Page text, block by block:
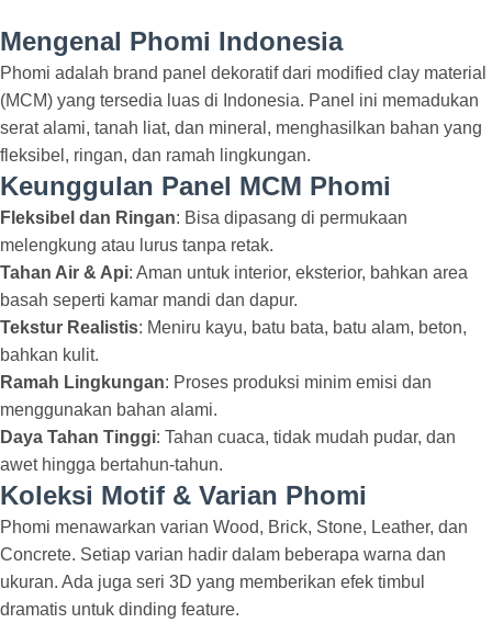
Mengenal Phomi Indonesia
Phomi adalah brand panel dekoratif dari modified clay material
(MCM) yang tersedia luas di Indonesia. Panel ini memadukan
serat alami, tanah liat, dan mineral, menghasilkan bahan yang
fleksibel, ringan, dan ramah lingkungan.
Keunggulan Panel MCM Phomi
Fleksibel dan Ringan: Bisa dipasang di permukaan
melengkung atau lurus tanpa retak.
Tahan Air & Api: Aman untuk interior, eksterior, bahkan area
basah seperti kamar mandi dan dapur.
Tekstur Realistis: Meniru kayu, batu bata, batu alam, beton,
bahkan kulit.
Ramah Lingkungan: Proses produksi minim emisi dan
menggunakan bahan alami.
Daya Tahan Tinggi: Tahan cuaca, tidak mudah pudar, dan
awet hingga bertahun-tahun.
Koleksi Motif & Varian Phomi
Phomi menawarkan varian Wood, Brick, Stone, Leather, dan
Concrete. Setiap varian hadir dalam beberapa warna dan
ukuran. Ada juga seri 3D yang memberikan efek timbul
dramatis untuk dinding feature.